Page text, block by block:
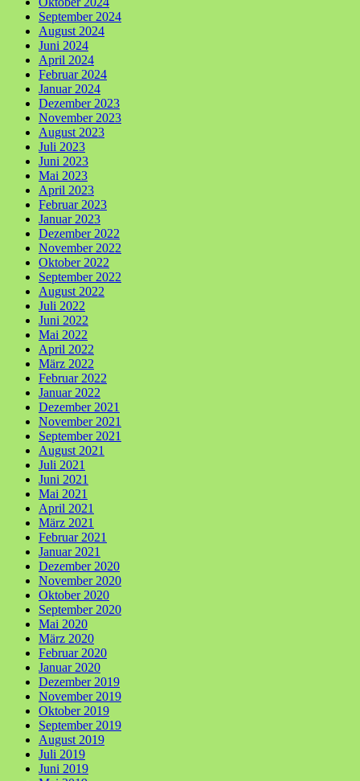
September 2024
August 2024
Juni 2024
April 2024
Februar 2024
Januar 2024
Dezember 2023
November 2023
August 2023
Juli 2023
Juni 2023
Mai 2023
April 2023
Februar 2023
Januar 2023
Dezember 2022
November 2022
Oktober 2022
September 2022
August 2022
Juli 2022
Juni 2022
Mai 2022
April 2022
März 2022
Februar 2022
Januar 2022
Dezember 2021
November 2021
September 2021
August 2021
Juli 2021
Juni 2021
Mai 2021
April 2021
März 2021
Februar 2021
Januar 2021
Dezember 2020
November 2020
Oktober 2020
September 2020
Mai 2020
März 2020
Februar 2020
Januar 2020
Dezember 2019
November 2019
Oktober 2019
September 2019
August 2019
Juli 2019
Juni 2019